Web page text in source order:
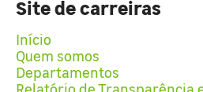
Site de carreiras
Início
Quem somos
Departamentos